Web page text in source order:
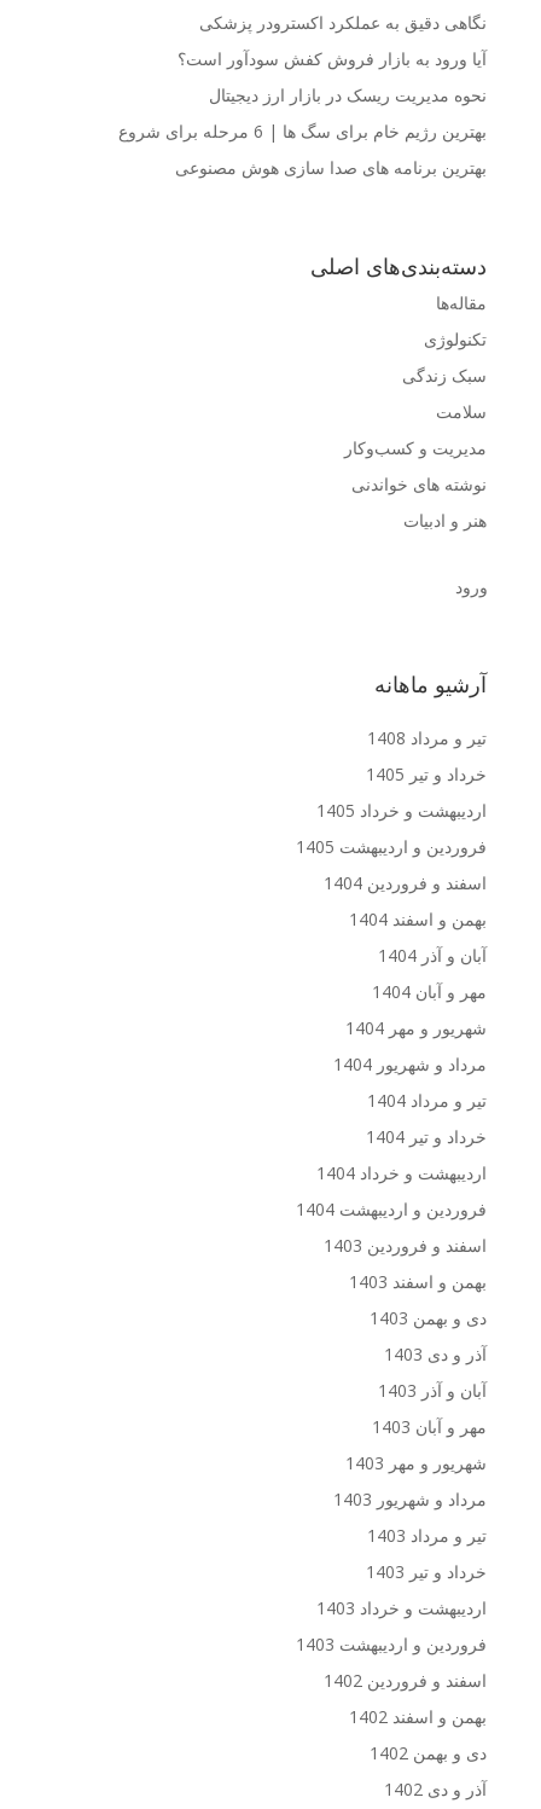
نگاهی دقیق به عملکرد اکسترودر پزشکی
آیا ورود به بازار فروش کفش سودآور است؟
نحوه مدیریت ریسک در بازار ارز دیجیتال
بهترین رژیم خام برای سگ ها | 6 مرحله برای شروع
بهترین برنامه های صدا سازی هوش مصنوعی
دسته‌بندی‌های اصلی
مقاله‌ها
تکنولوژی
سبک زندگی
سلامت
مدیریت و کسب‌وکار
نوشته های خواندنی
هنر و ادبیات
ورود
آرشیو ماهانه
تیر و مرداد 1408
خرداد و تیر 1405
اردیبهشت و خرداد 1405
فروردین و اردیبهشت 1405
اسفند و فروردین 1404
بهمن و اسفند 1404
آبان و آذر 1404
مهر و آبان 1404
شهریور و مهر 1404
مرداد و شهریور 1404
تیر و مرداد 1404
خرداد و تیر 1404
اردیبهشت و خرداد 1404
فروردین و اردیبهشت 1404
اسفند و فروردین 1403
بهمن و اسفند 1403
دی و بهمن 1403
آذر و دی 1403
آبان و آذر 1403
مهر و آبان 1403
شهریور و مهر 1403
مرداد و شهریور 1403
تیر و مرداد 1403
خرداد و تیر 1403
اردیبهشت و خرداد 1403
فروردین و اردیبهشت 1403
اسفند و فروردین 1402
بهمن و اسفند 1402
دی و بهمن 1402
آذر و دی 1402